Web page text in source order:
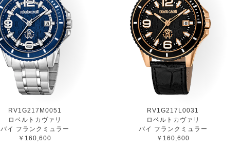
RV1G217M0051
ロベルトカヴァリ
バイ フランクミュラー
￥160,600
RV1G217L0031
ロベルトカヴァリ
バイ フランクミュラー
￥160,600